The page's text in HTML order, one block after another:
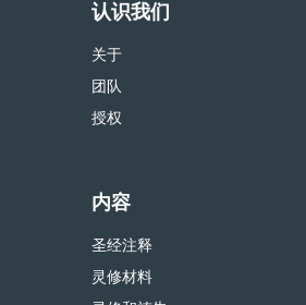
认识我们
关于
团队
授权
内容
圣经注释
灵修材料